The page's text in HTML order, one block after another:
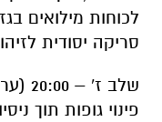
לכוחות מילואים
סריקה יסודית
פינוי גופות תוך